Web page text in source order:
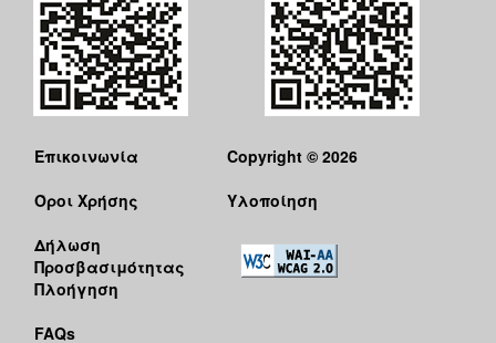
Επικοινωνία
Όροι Χρήσης
Δήλωση
Προσβασιμότητας
Πλοήγηση
FAQs
Copyright © 2026
Υλοποίηση